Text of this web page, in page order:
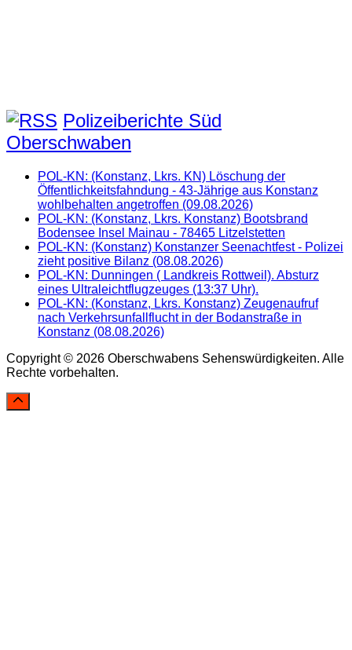
Polizeiberichte Süd
Oberschwaben
POL-KN: (Konstanz, Lkrs. KN) Löschung der
Öffentlichkeitsfahndung - 43-Jährige aus Konstanz
wohlbehalten angetroffen (09.08.2026)
POL-KN: (Konstanz, Lkrs. Konstanz) Bootsbrand
Bodensee Insel Mainau - 78465 Litzelstetten
POL-KN: (Konstanz) Konstanzer Seenachtfest - Polizei
zieht positive Bilanz (08.08.2026)
POL-KN: Dunningen ( Landkreis Rottweil). Absturz
eines Ultraleichtflugzeuges (13:37 Uhr).
POL-KN: (Konstanz, Lkrs. Konstanz) Zeugenaufruf
nach Verkehrsunfallflucht in der Bodanstraße in
Konstanz (08.08.2026)
Copyright © 2026 Oberschwabens Sehenswürdigkeiten. Alle
Rechte vorbehalten.